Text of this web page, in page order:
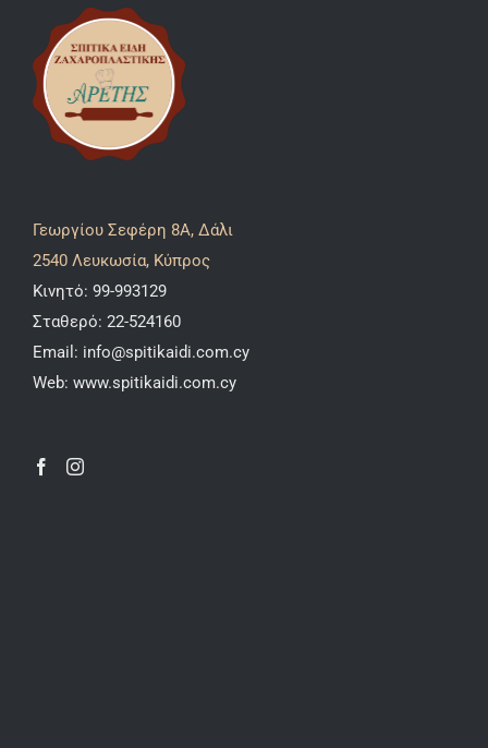
Γεωργίου Σεφέρη 8A, Δάλι
2540 Λευκωσία, Κύπρος
Κινητό: 99-993129
Σταθερό: 22-524160
Email: info@spitikaidi.com.cy
Web: www.spitikaidi.com.cy